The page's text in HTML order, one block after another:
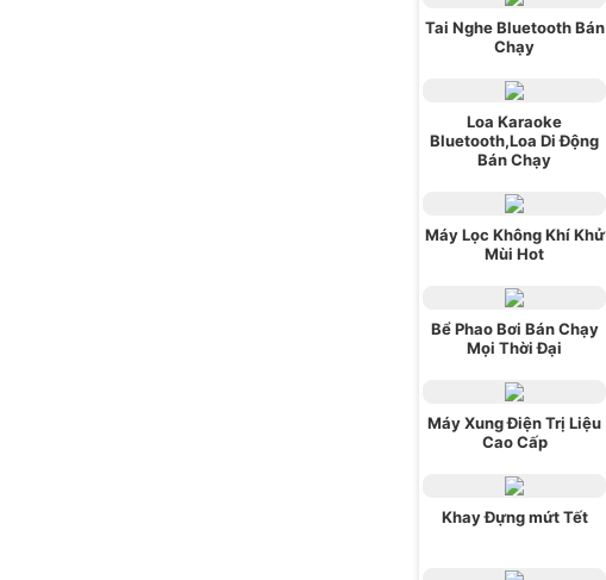
Tai Nghe Bluetooth Bán
Chạy
Loa Karaoke
Bluetooth,Loa Di Động
Bán Chạy
Máy Lọc Không Khí Khử
Mùi Hot
Bể Phao Bơi Bán Chạy
Mọi Thời Đại
Máy Xung Điện Trị Liệu
Cao Cấp
Khay Đựng mứt Tết